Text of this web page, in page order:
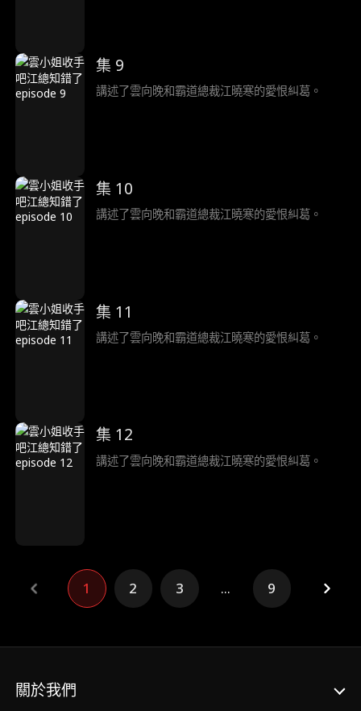
集 9
講述了雲向晚和霸道總裁江曉寒的愛恨糾葛。
集 10
講述了雲向晚和霸道總裁江曉寒的愛恨糾葛。
集 11
講述了雲向晚和霸道總裁江曉寒的愛恨糾葛。
集 12
講述了雲向晚和霸道總裁江曉寒的愛恨糾葛。
1 2 3 ... 9
關於我們